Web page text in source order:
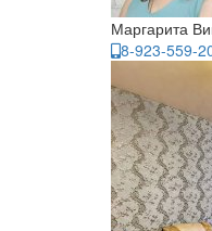
Маргарита
8-923-559-